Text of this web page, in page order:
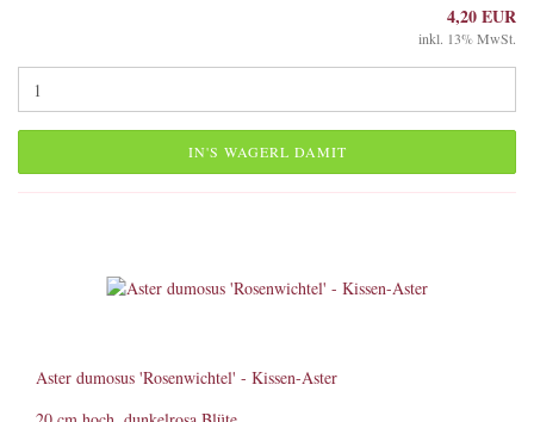
4,20 EUR
inkl. 13% MwSt.
IN'S WAGERL DAMIT
Aster dumosus 'Rosenwichtel' - Kissen-Aster